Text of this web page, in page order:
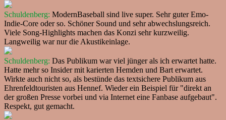
Schuldenberg: ModernBaseball sind live super. Sehr guter Emo-
Indie-Core oder so. Schöner Sound und sehr abwechslungsreich.
Viele Song-Highlights machen das Konzi sehr kurzweilig.
Langweilig war nur die Akustikeinlage.
Schuldenberg: Das Publikum war viel jünger als ich erwartet hatte.
Hatte mehr so Insider mit karierten Hemden und Bart erwartet.
Wirkte auch nicht so, als bestünde das textsichere Publikum aus
Ehrenfeldtouristen aus Hennef. Wieder ein Beispiel für "direkt an
der großen Presse vorbei und via Internet eine Fanbase aufgebaut".
Respekt, gut gemacht.